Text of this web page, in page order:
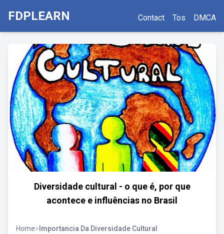
FDPLEARN Contact Tos DMCA
Diversidade cultural - o que é, por que
acontece e influências no Brasil
Home> Importancia Da Diversidade Cultural